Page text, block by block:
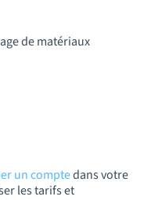
de matériaux
un comptedans votre
les tarifs et